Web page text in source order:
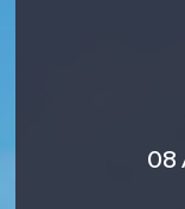
08